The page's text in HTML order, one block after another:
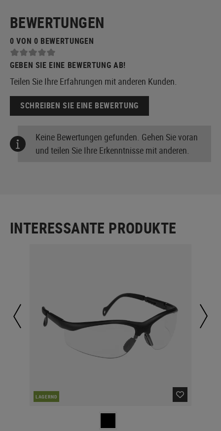
BEWERTUNGEN
0 VON 0 BEWERTUNGEN
GEBEN SIE EINE BEWERTUNG AB!
Teilen Sie Ihre Erfahrungen mit anderen Kunden.
SCHREIBEN SIE EINE BEWERTUNG
Keine Bewertungen gefunden. Gehen Sie voran
und teilen Sie Ihre Erkenntnisse mit anderen.
INTERESSANTE PRODUKTE
LAGERND